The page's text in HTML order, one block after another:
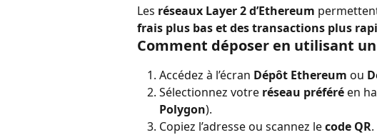
Les réseaux Layer 2 d’Ethereum
frais plus bas et des transactions plus
Comment déposer en utilisant
Accédez à l’écran Dépôt Ethereum ou
Sélectionnez votre réseau préféré en
Polygon).
Copiez l’adresse ou scannez le code QR.